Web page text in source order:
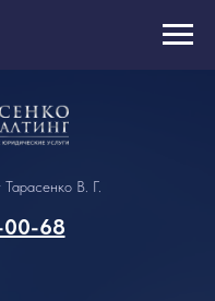
В. Г.
00-68